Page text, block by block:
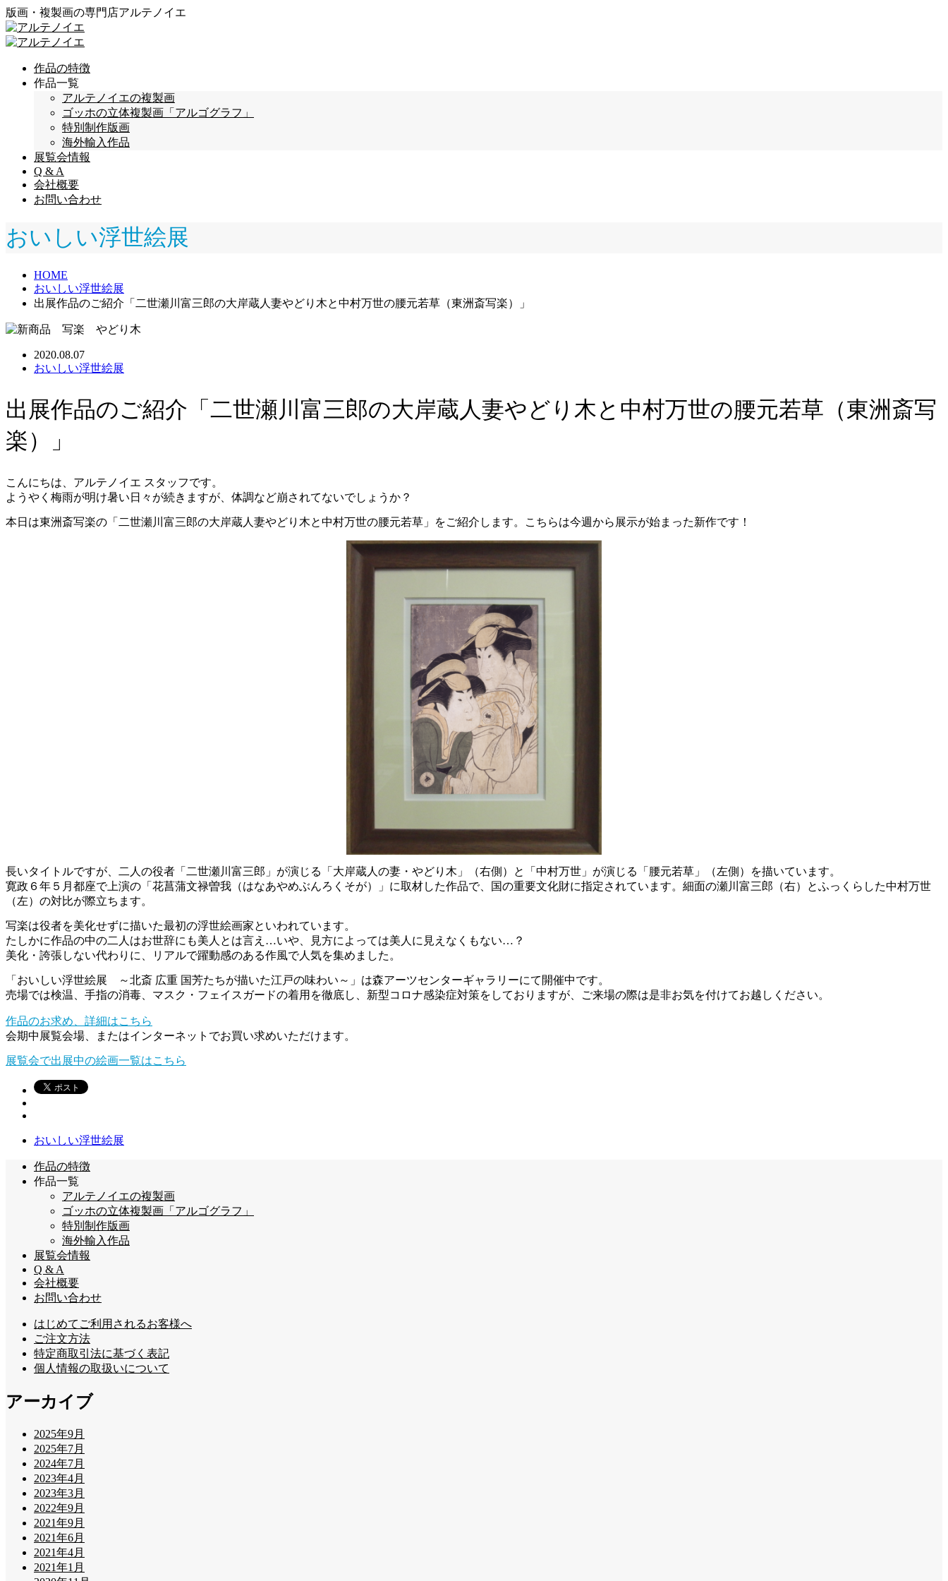
版画・複製画の専門店アルテノイエ
作品の特徴
作品一覧
アルテノイエの複製画
ゴッホの立体複製画「アルゴグラフ」
特別制作版画
海外輸入作品
展覧会情報
Q & A
会社概要
お問い合わせ
おいしい浮世絵展
HOME
おいしい浮世絵展
出展作品のご紹介「二世瀬川富三郎の大岸蔵人妻やどり木と中村万世の腰元若草（東洲斎写楽）」
2020.08.07
おいしい浮世絵展
出展作品のご紹介「二世瀬川富三郎の大岸蔵人妻やどり木と中村万世の腰元若草（東洲斎写
楽）」
こんにちは、アルテノイエ スタッフです。
ようやく梅雨が明け暑い日々が続きますが、体調など崩されてないでしょうか？
本日は東洲斎写楽の「二世瀬川富三郎の大岸蔵人妻やどり木と中村万世の腰元若草」をご紹介します。こちらは今週から展示が始まった新作です！
長いタイトルですが、二人の役者「二世瀬川富三郎」が演じる「大岸蔵人の妻・やどり木」（右側）と「中村万世」が演じる「腰元若草」（左側）を描いています。
寛政６年５月都座で上演の「花菖蒲文禄曽我（はなあやめぶんろくそが）」に取材した作品で、国の重要文化財に指定されています。細面の瀬川富三郎（右）とふっくらした中村万世
（左）の対比が際立ちます。
写楽は役者を美化せずに描いた最初の浮世絵画家といわれています。
たしかに作品の中の二人はお世辞にも美人とは言え…いや、見方によっては美人に見えなくもない…？
美化・誇張しない代わりに、リアルで躍動感のある作風で人気を集めました。
「おいしい浮世絵展 ～北斎 広重 国芳たちが描いた江戸の味わい～」は森アーツセンターギャラリーにて開催中です。
売場では検温、手指の消毒、マスク・フェイスガードの着用を徹底し、新型コロナ感染症対策をしておりますが、ご来場の際は是非お気を付けてお越しください。
作品のお求め、詳細はこちら
会期中展覧会場、またはインターネットでお買い求めいただけます。
展覧会で出展中の絵画一覧はこちら
おいしい浮世絵展
作品の特徴
作品一覧
アルテノイエの複製画
ゴッホの立体複製画「アルゴグラフ」
特別制作版画
海外輸入作品
展覧会情報
Q & A
会社概要
お問い合わせ
はじめてご利用されるお客様へ
ご注文方法
特定商取引法に基づく表記
個人情報の取扱いについて
アーカイブ
2025年9月
2025年7月
2024年7月
2023年4月
2023年3月
2022年9月
2021年9月
2021年6月
2021年4月
2021年1月